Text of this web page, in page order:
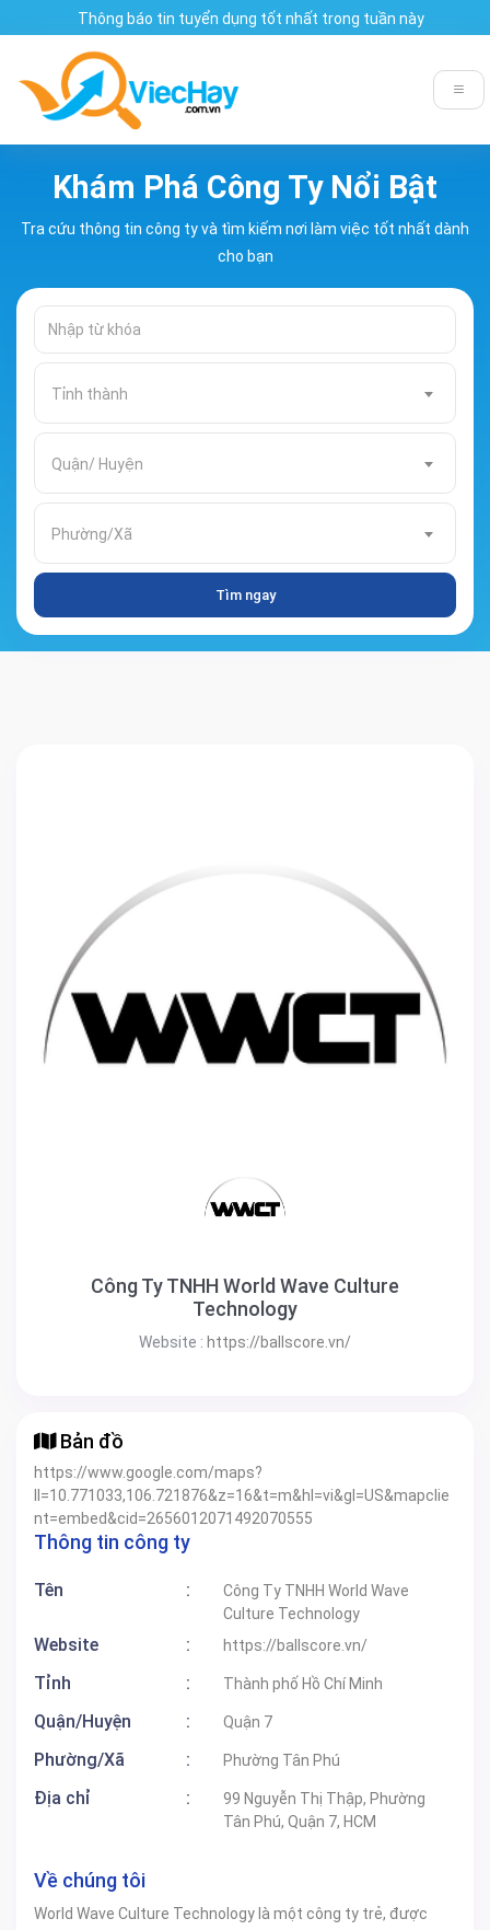
Thông báo tin tuyển dụng tốt nhất trong tuần này
Khám Phá Công Ty Nổi Bật
Tra cứu thông tin công ty và tìm kiếm nơi làm việc tốt nhất dành
cho bạn
Tỉnh thành
Quận/ Huyện
Phường/Xã
Tìm ngay
Công Ty TNHH World Wave Culture
Technology
Website : https://ballscore.vn/
Bản đồ
https://www.google.com/maps?
ll=10.771033,106.721876&z=16&t=m&hl=vi&gl=US&mapclie
nt=embed&cid=2656012071492070555
Thông tin công ty
Tên :
Công Ty TNHH World Wave
Culture Technology
Website : https://ballscore.vn/
Tỉnh : Thành phố Hồ Chí Minh
Quận/Huyện : Quận 7
Phường/Xã : Phường Tân Phú
Địa chỉ :
99 Nguyễn Thị Thập, Phường
Tân Phú, Quận 7, HCM
Về chúng tôi
World Wave Culture Technology là một công ty trẻ, được